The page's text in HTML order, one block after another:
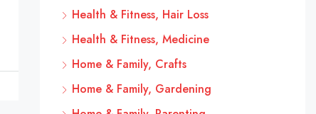
Health & Fitness, Hair Loss
Health & Fitness, Medicine
Home & Family, Crafts
Home & Family, Gardening